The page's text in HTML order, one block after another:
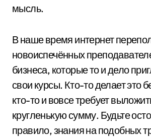
мысль.
В наше время интернет
новоиспечённых
бизнеса, которые то и дело
свои курсы. Кто-то делает это
кто-то и вовсе требует
кругленькую сумму. Будьте
правило, знания на подобных